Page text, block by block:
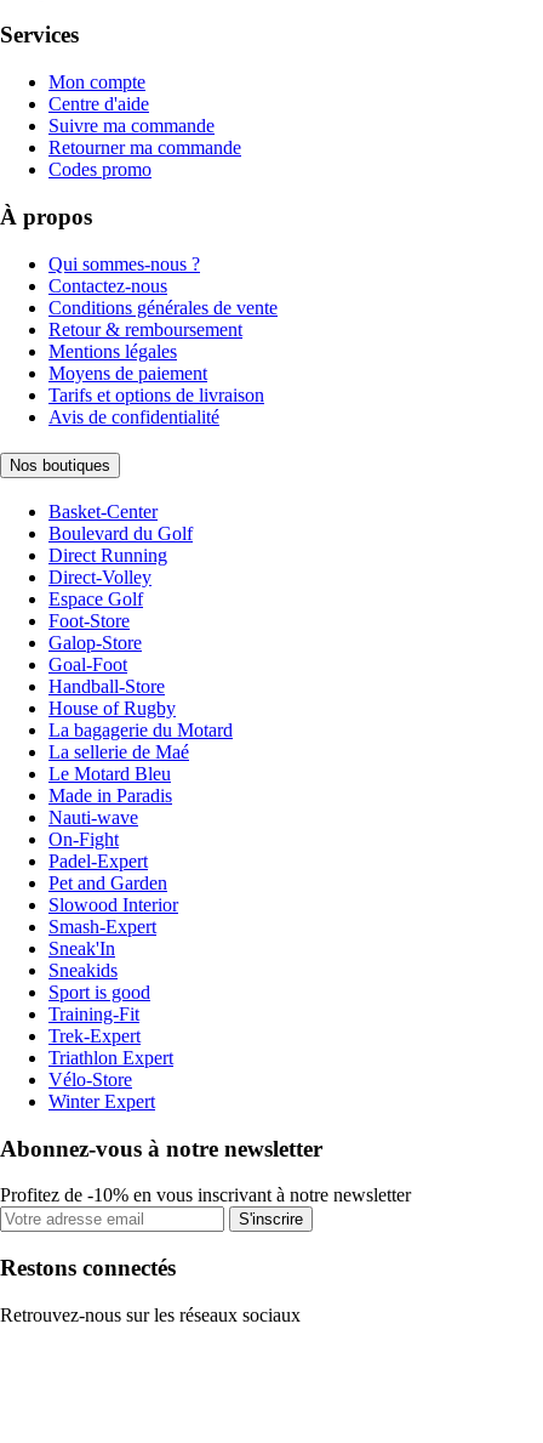
Services
Mon compte
Centre d'aide
Suivre ma commande
Retourner ma commande
Codes promo
À propos
Qui sommes-nous ?
Contactez-nous
Conditions générales de vente
Retour & remboursement
Mentions légales
Moyens de paiement
Tarifs et options de livraison
Avis de confidentialité
Nos boutiques
Basket-Center
Boulevard du Golf
Direct Running
Direct-Volley
Espace Golf
Foot-Store
Galop-Store
Goal-Foot
Handball-Store
House of Rugby
La bagagerie du Motard
La sellerie de Maé
Le Motard Bleu
Made in Paradis
Nauti-wave
On-Fight
Padel-Expert
Pet and Garden
Slowood Interior
Smash-Expert
Sneak'In
Sneakids
Sport is good
Training-Fit
Trek-Expert
Triathlon Expert
Vélo-Store
Winter Expert
Abonnez-vous à notre newsletter
Profitez de -10% en vous inscrivant à notre newsletter
S'inscrire
Restons connectés
Retrouvez-nous sur les réseaux sociaux